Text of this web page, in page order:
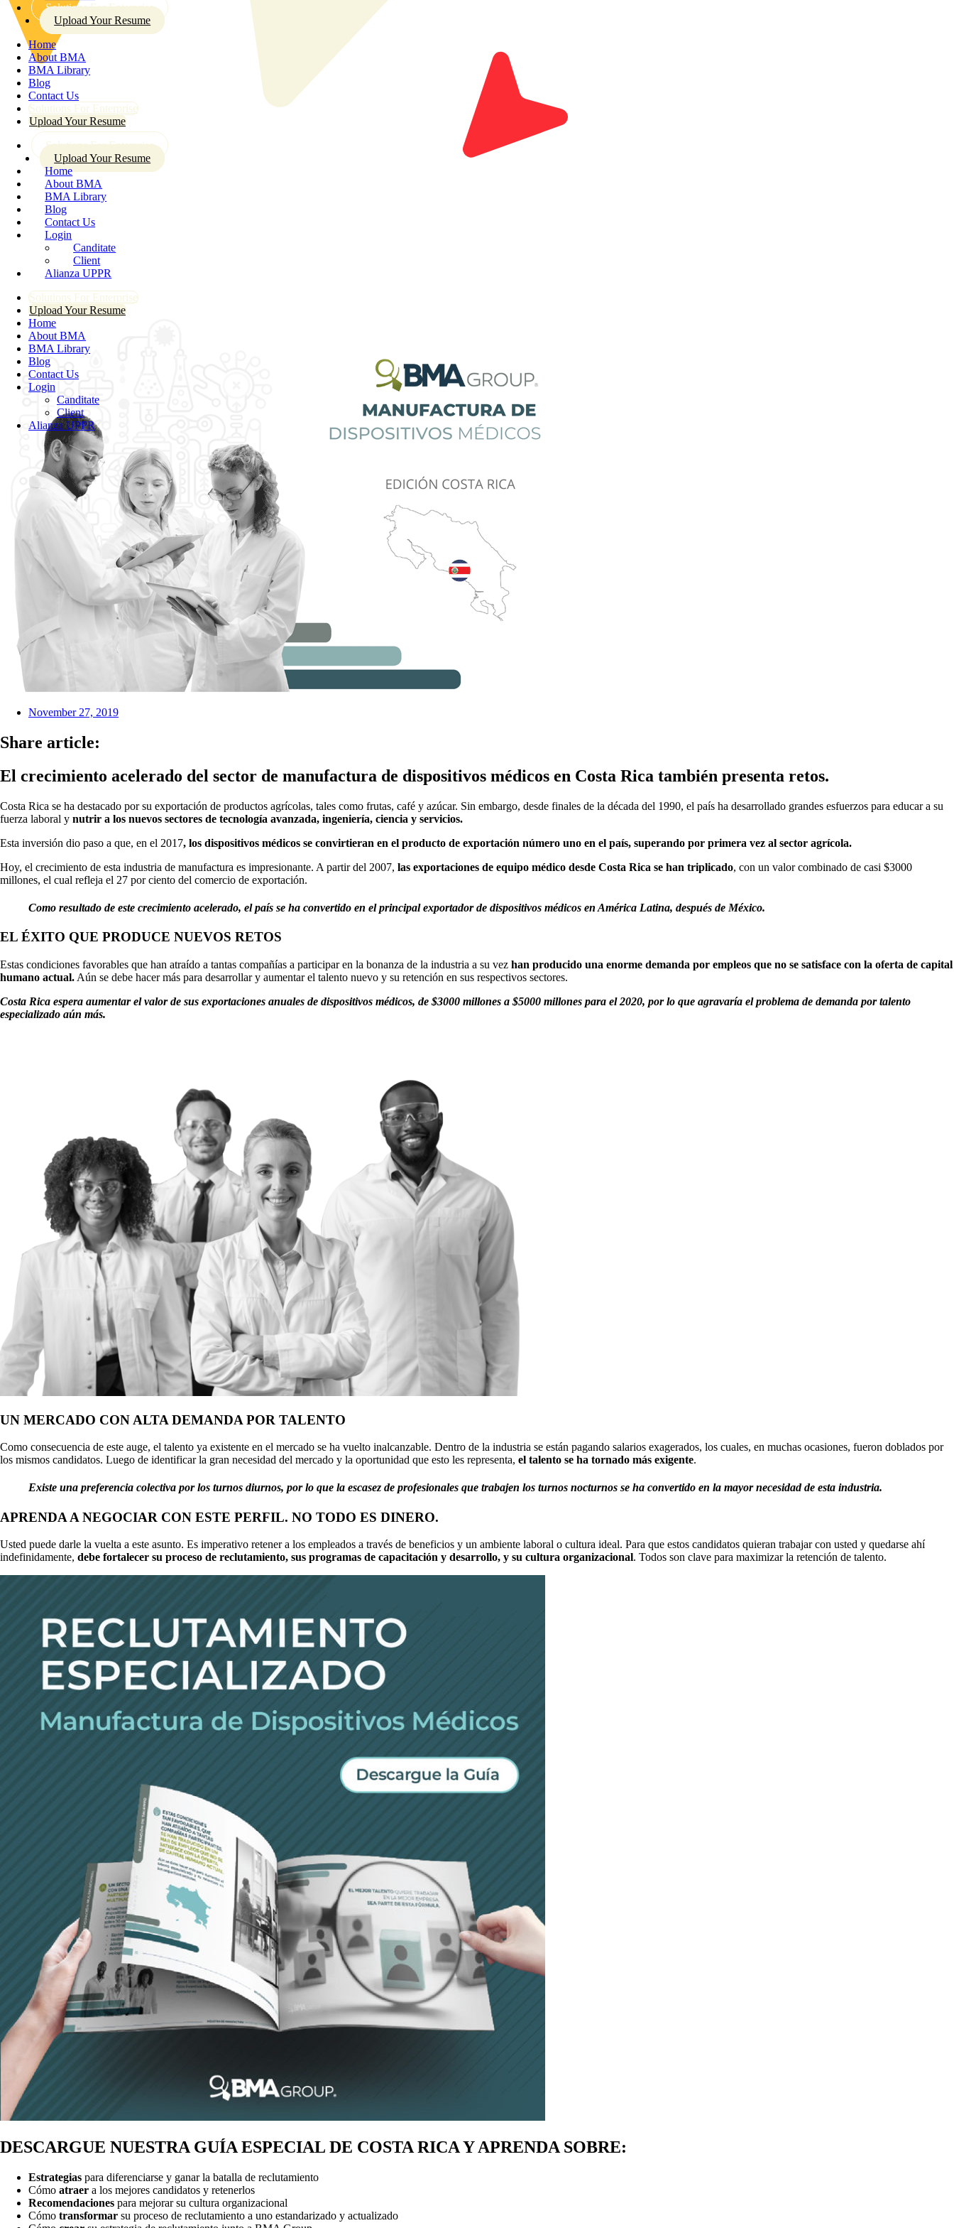
Solutions For Enterprise
Upload Your Resume
Home
About BMA
BMA Library
Blog
Contact Us
Solutions For Enterprise
Upload Your Resume
Solutions For Enterprise
Upload Your Resume
Home
About BMA
BMA Library
Blog
Contact Us
Login
Canditate
Client
Alianza UPPR
Solutions For Enterprise
Upload Your Resume
Home
About BMA
BMA Library
Blog
Contact Us
Login
Canditate
Client
Alianza UPPR
November 27, 2019
Share article:
El crecimiento acelerado del sector de manufactura de dispositivos médicos en Costa Rica también presenta retos.
Costa Rica se ha destacado por su exportación de productos agrícolas, tales como frutas, café y azúcar. Sin embargo, desde finales de la década del 1990, el país ha desarrollado grandes esfuerzos para educar a su
fuerza laboral y nutrir a los nuevos sectores de tecnología avanzada, ingeniería, ciencia y servicios.
Esta inversión dio paso a que, en el 2017, los dispositivos médicos se convirtieran en el producto de exportación número uno en el país, superando por primera vez al sector agrícola.
Hoy, el crecimiento de esta industria de manufactura es impresionante. A partir del 2007, las exportaciones de equipo médico desde Costa Rica se han triplicado, con un valor combinado de casi $3000
millones, el cual refleja el 27 por ciento del comercio de exportación.
Como resultado de este crecimiento acelerado, el país se ha convertido en el principal exportador de dispositivos médicos en América Latina, después de México.
EL ÉXITO QUE PRODUCE NUEVOS RETOS
Estas condiciones favorables que han atraído a tantas compañías a participar en la bonanza de la industria a su vez han producido una enorme demanda por empleos que no se satisface con la oferta de capital
humano actual. Aún se debe hacer más para desarrollar y aumentar el talento nuevo y su retención en sus respectivos sectores.
Costa Rica espera aumentar el valor de sus exportaciones anuales de dispositivos médicos, de $3000 millones a $5000 millones para el 2020, por lo que agravaría el problema de demanda por talento
especializado aún más.
UN MERCADO CON ALTA DEMANDA POR TALENTO
Como consecuencia de este auge, el talento ya existente en el mercado se ha vuelto inalcanzable. Dentro de la industria se están pagando salarios exagerados, los cuales, en muchas ocasiones, fueron doblados por
los mismos candidatos. Luego de identificar la gran necesidad del mercado y la oportunidad que esto les representa, el talento se ha tornado más exigente.
Existe una preferencia colectiva por los turnos diurnos, por lo que la escasez de profesionales que trabajen los turnos nocturnos se ha convertido en la mayor necesidad de esta industria.
APRENDA A NEGOCIAR CON ESTE PERFIL. NO TODO ES DINERO.
Usted puede darle la vuelta a este asunto. Es imperativo retener a los empleados a través de beneficios y un ambiente laboral o cultura ideal. Para que estos candidatos quieran trabajar con usted y quedarse ahí
indefinidamente, debe fortalecer su proceso de reclutamiento, sus programas de capacitación y desarrollo, y su cultura organizacional. Todos son clave para maximizar la retención de talento.
DESCARGUE NUESTRA GUÍA ESPECIAL DE COSTA RICA Y APRENDA SOBRE:
Estrategias para diferenciarse y ganar la batalla de reclutamiento
Cómo atraer a los mejores candidatos y retenerlos
Recomendaciones para mejorar su cultura organizacional
Cómo transformar su proceso de reclutamiento a uno estandarizado y actualizado